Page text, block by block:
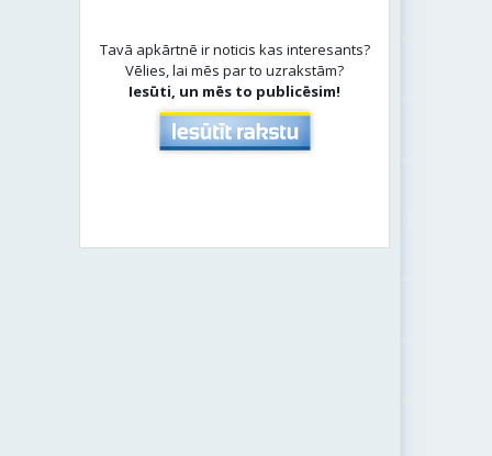
Tavā apkārtnē ir noticis kas interesants?
Vēlies, lai mēs par to uzrakstām?
Iesūti, un mēs to publicēsim!